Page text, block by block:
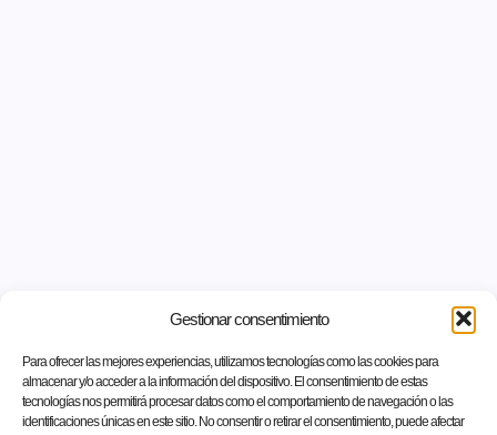
Gestionar consentimiento
Para ofrecer las mejores experiencias, utilizamos tecnologías como las cookies para
almacenar y/o acceder a la información del dispositivo. El consentimiento de estas
tecnologías nos permitirá procesar datos como el comportamiento de navegación o las
identificaciones únicas en este sitio. No consentir o retirar el consentimiento, puede afectar